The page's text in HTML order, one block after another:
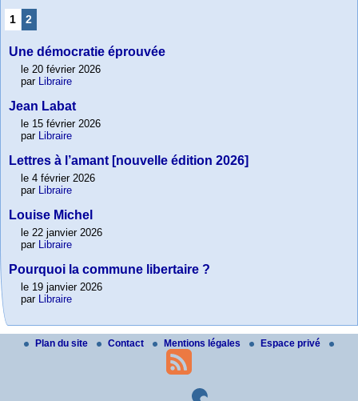
1 2
Une démocratie éprouvée
le 20 février 2026
par Libraire
Jean Labat
le 15 février 2026
par Libraire
Lettres à l’amant [nouvelle édition 2026]
le 4 février 2026
par Libraire
Louise Michel
le 22 janvier 2026
par Libraire
Pourquoi la commune libertaire ?
le 19 janvier 2026
par Libraire
Plan du site Contact Mentions légales Espace privé